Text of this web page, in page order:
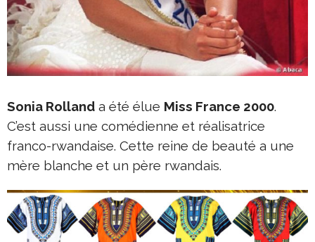
Sonia Rolland a été élue Miss France 2000.
C’est aussi une comédienne et réalisatrice
franco-rwandaise. Cette reine de beauté a une
mère blanche et un père rwandais.